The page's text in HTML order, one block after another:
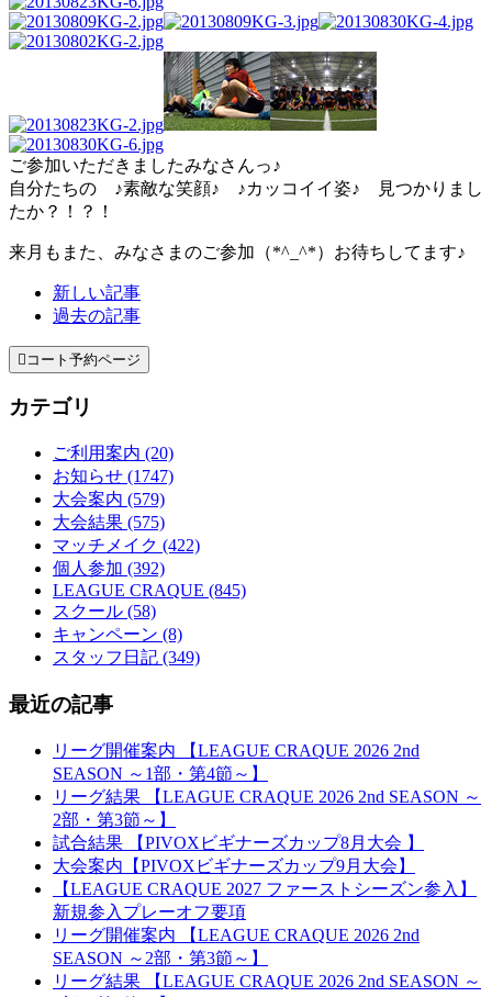
ご参加いただきましたみなさんっ♪
自分たちの ♪素敵な笑顔♪ ♪カッコイイ姿♪ 見つかりまし
たか？！？！
来月もまた、みなさまのご参加（*^_^*）お待ちしてます♪
新しい記事
過去の記事
 コート予約ページ
カテゴリ
ご利用案内 (20)
お知らせ (1747)
大会案内 (579)
大会結果 (575)
マッチメイク (422)
個人参加 (392)
LEAGUE CRAQUE (845)
スクール (58)
キャンペーン (8)
スタッフ日記 (349)
最近の記事
リーグ開催案内 【LEAGUE CRAQUE 2026 2nd
SEASON ～1部・第4節～】
リーグ結果 【LEAGUE CRAQUE 2026 2nd SEASON ～
2部・第3節～】
試合結果 【PIVOXビギナーズカップ8月大会 】
大会案内【PIVOXビギナーズカップ9月大会】
【LEAGUE CRAQUE 2027 ファーストシーズン参入】
新規参入プレーオフ要項
リーグ開催案内 【LEAGUE CRAQUE 2026 2nd
SEASON ～2部・第3節～】
リーグ結果 【LEAGUE CRAQUE 2026 2nd SEASON ～